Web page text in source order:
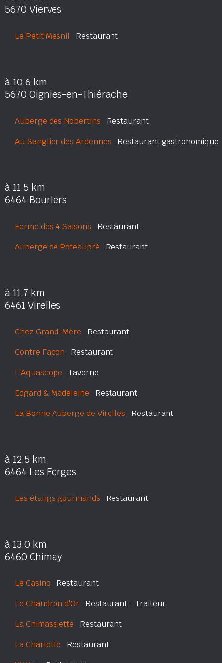
5670 Vierves
Le Petit Mesnil Restaurant
à 10.6 km
5670 Oignies-en-Thiérache
Auberge des Nobertins Restaurant
Au Sanglier des Ardennes Restaurant gastronomique
à 11.5 km
6464 Bourlers
Ferme des 4 Saisons Restaurant
Auberge de Poteaupré Restaurant
à 11.7 km
6461 Virelles
Chez Grand-Mère Restaurant
Contre Façon Restaurant
L'Aquascope Taverne
Edgard & Madeleine Restaurant
La Bonne Auberge de Virelles Restaurant
à 12.5 km
6464 Les Forges
Les étangs gourmands Restaurant
à 13.0 km
6460 Chimay
Le Casino Restaurant
Le Chaudron d'Or Restaurant - Traiteur
La Chimassiette Restaurant
La Charlotte Restaurant